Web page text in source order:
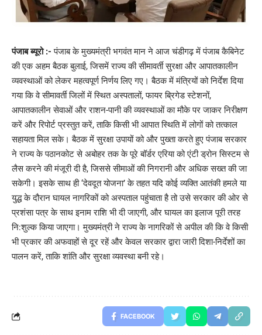
पंजाब ब्यूरो :- पंजाब के मुख्यमंत्री भगवंत मान ने आज चंडीगढ़ में पंजाब कैबिनेट
की एक अहम बैठक बुलाई, जिसमें राज्य की सीमावर्ती सुरक्षा और आपातकालीन
व्यवस्थाओं को लेकर महत्वपूर्ण निर्णय लिए गए। बैठक में मंत्रियों को निर्देश दिया
गया कि वे सीमावर्ती जिलों में स्थित अस्पतालों, फायर ब्रिगेड स्टेशनों,
आपातकालीन सेवाओं और राशन-पानी की व्यवस्थाओं का मौके पर जाकर निरीक्षण
करें और रिपोर्ट प्रस्तुत करें, ताकि किसी भी आपात स्थिति में लोगों को तत्काल
सहायता मिल सके। बैठक में सुरक्षा उपायों को और पुख्ता करते हुए पंजाब सरकार
ने राज्य के पठानकोट से अबोहर तक के पूरे बॉर्डर एरिया को एंटी ड्रोन सिस्टम से
लैस करने की मंजूरी दी है, जिससे सीमाओं की निगरानी और अधिक सख्त की जा
सकेगी। इसके साथ ही ‘देवदूत योजना’ के तहत यदि कोई व्यक्ति आतंकी हमले या
युद्ध के दौरान घायल नागरिकों को अस्पताल पहुंचाता है तो उसे सरकार की ओर से
प्रशंसा पत्र के साथ इनाम राशि भी दी जाएगी, और घायल का इलाज पूरी तरह
नि:शुल्क किया जाएगा। मुख्यमंत्री ने राज्य के नागरिकों से अपील की कि वे किसी
भी प्रकार की अफवाहों से दूर रहें और केवल सरकार द्वारा जारी दिशा-निर्देशों का
पालन करें, ताकि शांति और सुरक्षा व्यवस्था बनी रहे।
FACEBOOK